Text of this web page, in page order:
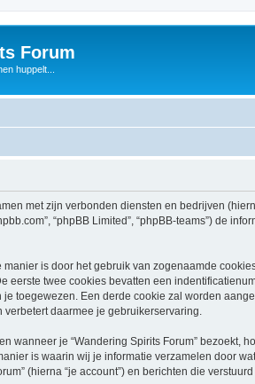
Forum
huppelt...
met zijn verbonden diensten en bedrijven
“phpBB Limited”, “phpBB-teams”)
is door het gebruik van zogenaamde
twee cookies bevatten een
toegewezen. Een derde cookie zal worden
daarmee je gebruikerservaring.
wanneer je “Wandering Spirits Forum” bezoekt,
is waarin wij je informatie verzamelen door
(hierna “je account”) en berichten die